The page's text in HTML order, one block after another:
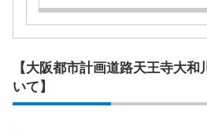
【大阪都市計画道路天王寺大
いて】